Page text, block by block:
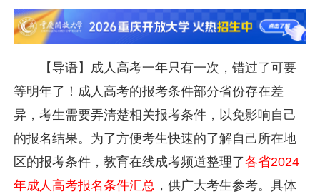
【导语】成人高考一年只有一次，错过了可要
等明年了！成人高考的报考条件部分省份存在差
异，考生需要弄清楚相关报考条件，以免影响自己
的报名结果。为了方便考生快速的了解自己所在地
区的报考条件，教育在线成考频道整理了各省2024
年成人高考报名条件汇总 ，供广大考生参考。具体